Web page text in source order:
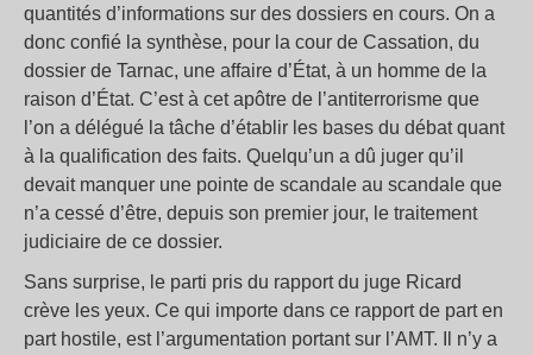
quantités d’informations sur des dossiers en cours. On a
donc confié la synthèse, pour la cour de Cassation, du
dossier de Tarnac, une affaire d’État, à un homme de la
raison d’État. C’est à cet apôtre de l’antiterrorisme que
l’on a délégué la tâche d’établir les bases du débat quant
à la qualification des faits. Quelqu’un a dû juger qu’il
devait manquer une pointe de scandale au scandale que
n’a cessé d’être, depuis son premier jour, le traitement
judiciaire de ce dossier.
Sans surprise, le parti pris du rapport du juge Ricard
crève les yeux. Ce qui importe dans ce rapport de part en
part hostile, est l’argumentation portant sur l’AMT. Il n’y a